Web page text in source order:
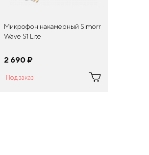
Микрофон накамерный Simorr
Wave S1 Lite
2 690 ¤
Под заказ